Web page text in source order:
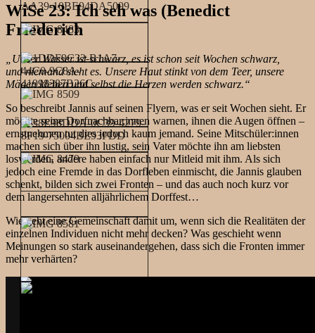
WiSe 23: Ich seh was (Benedict
Friederich
„Unser Wasser ist schwarz, es ist schon seit Wochen schwarz,
und niemand sieht es. Unsere Haut stinkt von dem Teer, unsere
Mägen kleben und selbst die Herzen werden schwarz.“
So beschreibt Jannis auf seinen Flyern, was er seit Wochen sieht. Er
möchte seine Dorfnachbar:innen warnen, ihnen die Augen öffnen –
ernstnehmen tut dies jedoch kaum jemand. Seine Mitschüler:innen
machen sich über ihn lustig, sein Vater möchte ihn am liebsten
loswerden, andere haben einfach nur Mitleid mit ihm. Als sich
jedoch eine Fremde in das Dorfleben einmischt, die Jannis glauben
schenkt, bilden sich zwei Fronten – und das auch noch kurz vor
dem langersehnten alljährlichem Dorffest…
Wie geht eine Gemeinschaft damit um, wenn sich die Realitäten der
einzelnen Individuen nicht mehr decken? Was geschieht wenn
Meinungen so stark auseinandergehen, dass sich die Fronten immer
mehr verhärten?